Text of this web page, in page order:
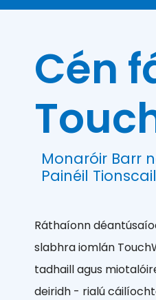
Cén
Monaróir Barr
Painéil Tionscail
Ráthaíonn
slabhra iomlán
tadhaill agus
deiridh - rialú